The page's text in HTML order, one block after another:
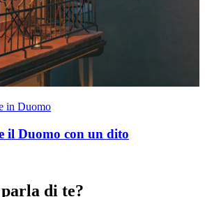
in Duomo
il Duomo con un dito
di te?